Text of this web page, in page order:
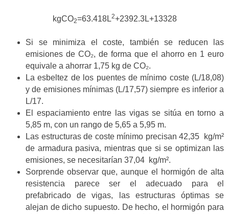
kgCO2=63.418L2+2392.3L+13328
Si se minimiza el coste, también se reducen las
emisiones de CO₂, de forma que el ahorro en 1 euro
equivale a ahorrar 1,75 kg de CO₂.
La esbeltez de los puentes de mínimo coste (L/18,08)
y de emisiones mínimas (L/17,57) siempre es inferior a
L/17.
El espaciamiento entre las vigas se sitúa en torno a
5,85 m, con un rango de 5,65 a 5,95 m.
Las estructuras de coste mínimo precisan 42,35 kg/m²
de armadura pasiva, mientras que si se optimizan las
emisiones, se necesitarían 37,04 kg/m².
Sorprende observar que, aunque el hormigón de alta
resistencia parece ser el adecuado para el
prefabricado de vigas, las estructuras óptimas se
alejan de dicho supuesto. De hecho, el hormigón para